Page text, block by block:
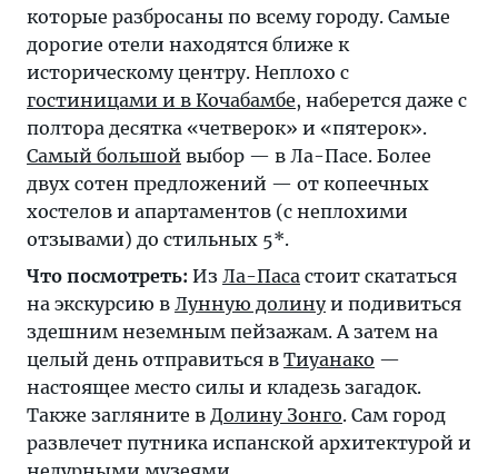
которые разбросаны по всему городу. Самые
дорогие отели находятся ближе к
историческому центру. Неплохо с
гостиницами и в Кочабамбе, наберется даже с
полтора десятка «четверок» и «пятерок».
Самый большой выбор — в Ла-Пасе. Более
двух сотен предложений — от копеечных
хостелов и апартаментов (с неплохими
отзывами) до стильных 5*.
Что посмотреть: Из Ла-Паса стоит скататься
на экскурсию в Лунную долинуи подивиться
здешним неземным пейзажам. А затем на
целый день отправиться в Тиуанако —
настоящее место силы и кладезь загадок.
Также загляните в Долину Зонго. Сам город
развлечет путника испанской архитектурой и